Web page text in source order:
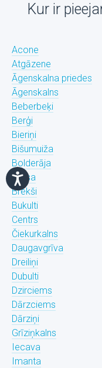
Kur ir
Acone
Atgāzene
Āgenskalna priedes
Āgenskalns
Beberbeķi
Berģi
Bieriņi
Bišumuiža
Bolderāja
Brasa
Brekši
Bukulti
Centrs
Čiekurkalns
Daugavgrīva
Dreiliņi
Dubulti
Dzirciems
Dārzciems
Dārziņi
Grīziņkalns
Iecava
Imanta